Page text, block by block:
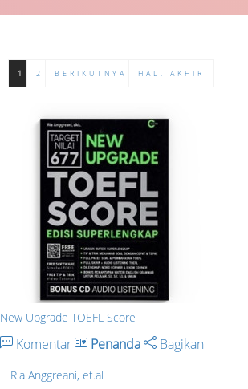
1 2 BERIKUTNYA HAL. AKHIR
New Upgrade TOEFL Score
Komentar Penanda Bagikan
Ria Anggreani, et.al